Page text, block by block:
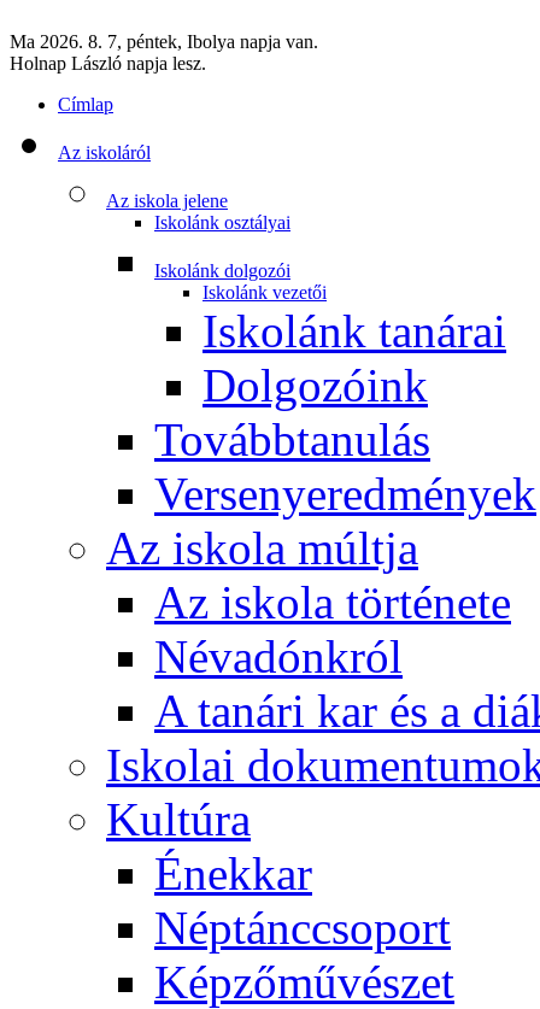
Ma 2026. 8. 7, péntek, Ibolya napja van.
Holnap László napja lesz.
Címlap
Az iskoláról
Az iskola jelene
Iskolánk osztályai
Iskolánk dolgozói
Iskolánk vezetői
Iskolánk tanárai
Dolgozóink
Továbbtanulás
Versenyeredmények
Az iskola múltja
Az iskola története
Névadónkról
A tanári kar és a
Iskolai
Kultúra
Énekkar
Néptánccsoport
Képzőművészet